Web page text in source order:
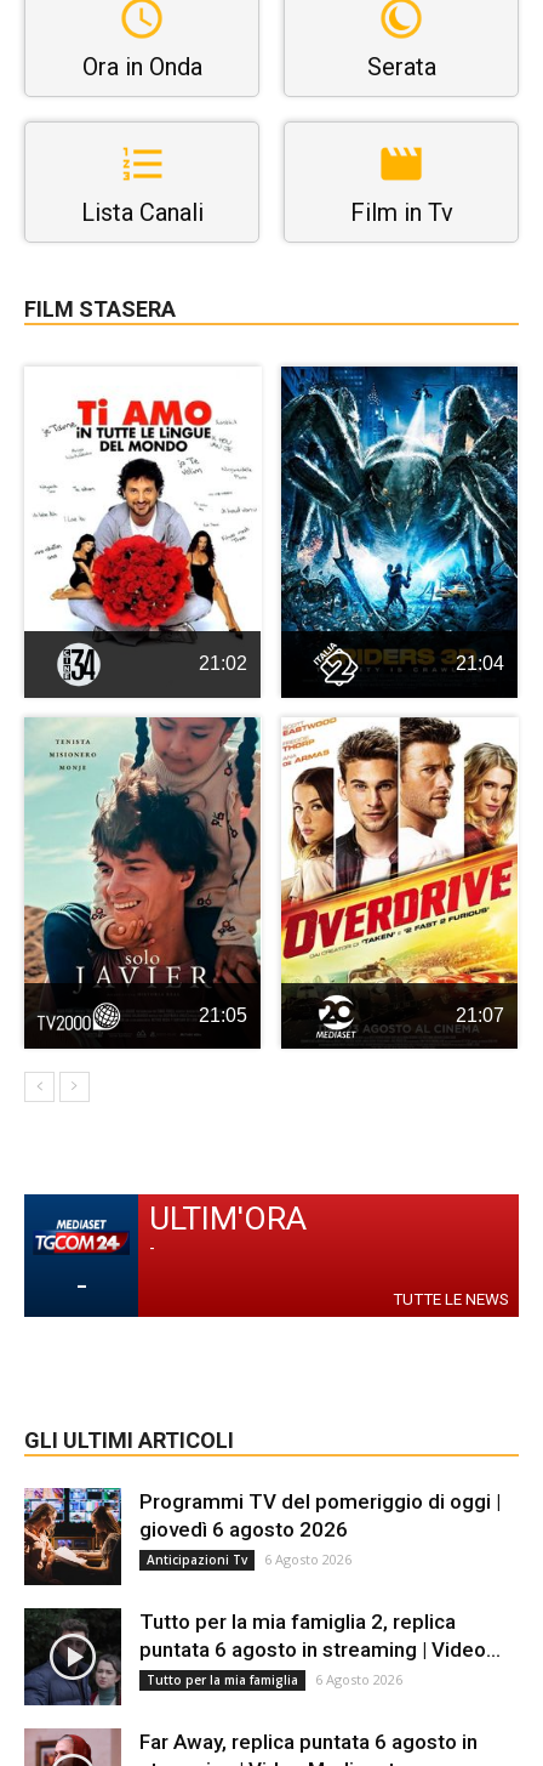
Ora in Onda Serata
Lista Canali Film in Tv
FILM STASERA
21:02 21:04
21:05 21:07
-
ULTIM'ORA
-
TUTTE LE NEWS
GLI ULTIMI ARTICOLI
Programmi TV del pomeriggio di oggi |
giovedì 6 agosto 2026
Anticipazioni Tv 6 Agosto 2026
Tutto per la mia famiglia 2, replica
puntata 6 agosto in streaming | Video...
Tutto per la mia famiglia 6 Agosto 2026
Far Away, replica puntata 6 agosto in